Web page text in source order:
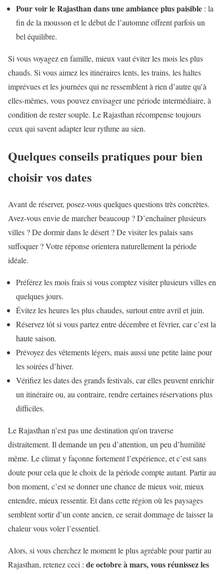
Pour voir le Rajasthan dans une ambiance plus paisible : la
fin de la mousson et le début de l’automne offrent parfois un
bel équilibre.
Si vous voyagez en famille, mieux vaut éviter les mois les plus
chauds. Si vous aimez les itinéraires lents, les trains, les haltes
imprévues et les journées qui ne ressemblent à rien d’autre qu’à
elles-mêmes, vous pouvez envisager une période intermédiaire, à
condition de rester souple. Le Rajasthan récompense toujours
ceux qui savent adapter leur rythme au sien.
Quelques conseils pratiques pour bien
choisir vos dates
Avant de réserver, posez-vous quelques questions très concrètes.
Avez-vous envie de marcher beaucoup ? D’enchaîner plusieurs
villes ? De dormir dans le désert ? De visiter les palais sans
suffoquer ? Votre réponse orientera naturellement la période
idéale.
Préférez les mois frais si vous comptez visiter plusieurs villes en
quelques jours.
Évitez les heures les plus chaudes, surtout entre avril et juin.
Réservez tôt si vous partez entre décembre et février, car c’est la
haute saison.
Prévoyez des vêtements légers, mais aussi une petite laine pour
les soirées d’hiver.
Vérifiez les dates des grands festivals, car elles peuvent enrichir
un itinéraire ou, au contraire, rendre certaines réservations plus
difficiles.
Le Rajasthan n’est pas une destination qu’on traverse
distraitement. Il demande un peu d’attention, un peu d’humilité
même. Le climat y façonne fortement l’expérience, et c’est sans
doute pour cela que le choix de la période compte autant. Partir au
bon moment, c’est se donner une chance de mieux voir, mieux
entendre, mieux ressentir. Et dans cette région où les paysages
semblent sortir d’un conte ancien, ce serait dommage de laisser la
chaleur vous voler l’essentiel.
Alors, si vous cherchez le moment le plus agréable pour partir au
Rajasthan, retenez ceci : de octobre à mars, vous réunissez les